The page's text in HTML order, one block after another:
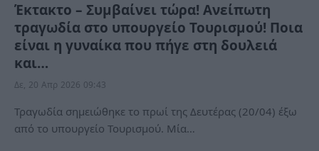
Έκτακτο – Συμβαίνει τώρα! Ανείπωτη
τραγωδία στο υπουργείο Τουρισμού! Ποια
είναι η γυναίκα που πήγε στη δουλειά
και…
Δε, 20 Απρ 2026 09:43
Τραγωδία σημειώθηκε το πρωί της Δευτέρας (20/04) έξω
από το υπουργείο Τουρισμού. Μία…